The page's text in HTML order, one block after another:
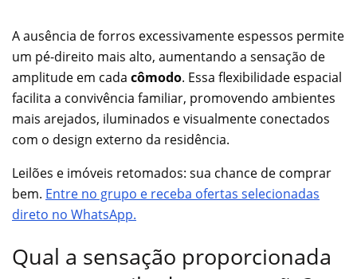
A ausência de forros excessivamente espessos permite
um pé-direito mais alto, aumentando a sensação de
amplitude em cada cômodo. Essa flexibilidade espacial
facilita a convivência familiar, promovendo ambientes
mais arejados, iluminados e visualmente conectados
com o design externo da residência.
Leilões e imóveis retomados: sua chance de comprar
bem. Entre no grupo e receba ofertas selecionadas
direto no WhatsApp.
Qual a sensação proporcionada